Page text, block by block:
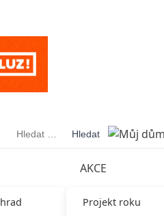
Vyhledávání
AKCE
Projekt roku